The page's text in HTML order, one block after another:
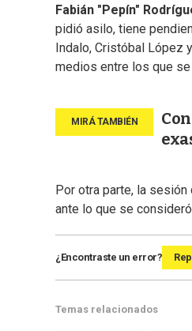
Fabián "Pepín"
pidió asilo, tiene
Indalo, Cristóbal López
medios entre los que se
Por otra parte, la
ante lo que se
¿Encontraste un error?
Temas relacionados